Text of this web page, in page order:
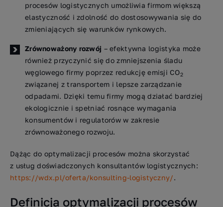
procesów logistycznych umożliwia firmom większą
elastyczność i zdolność do dostosowywania się do
zmieniających się warunków rynkowych.
Zrównoważony rozwój – efektywna logistyka może
również przyczynić się do zmniejszenia śladu
węglowego firmy poprzez redukcję emisji CO2
związanej z transportem i lepsze zarządzanie
odpadami. Dzięki temu firmy mogą działać bardziej
ekologicznie i spełniać rosnące wymagania
konsumentów i regulatorów w zakresie
zrównoważonego rozwoju.
Dążąc do optymalizacji procesów można skorzystać
z usług doświadczonych konsultantów logistycznych:
https://wdx.pl/oferta/konsulting-logistyczny/.
Definicja optymalizacji procesów